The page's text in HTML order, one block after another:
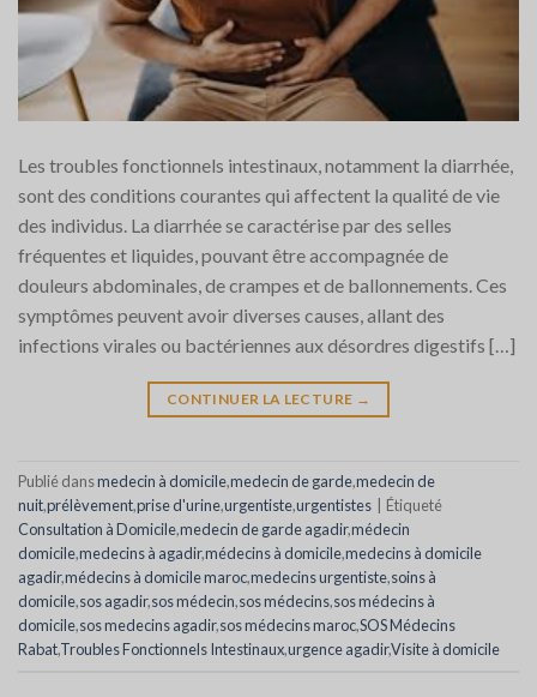
Les troubles fonctionnels intestinaux, notamment la diarrhée,
sont des conditions courantes qui affectent la qualité de vie
des individus. La diarrhée se caractérise par des selles
fréquentes et liquides, pouvant être accompagnée de
douleurs abdominales, de crampes et de ballonnements. Ces
symptômes peuvent avoir diverses causes, allant des
infections virales ou bactériennes aux désordres digestifs […]
CONTINUER LA LECTURE →
Publié dansmedecin à domicile,medecin de garde,medecin de
nuit,prélèvement,prise d'urine,urgentiste,urgentistes
Étiqueté
‎Consultation à Domicile,medecin de garde agadir,médecin
domicile,medecins à agadir,médecins à domicile,medecins à domicile
agadir,médecins à domicile maroc,medecins urgentiste,soins à
domicile,sos agadir,sos médecin,sos médecins,sos médecins à
domicile,sos medecins agadir,sos médecins maroc,SOS Médecins
Rabat,Troubles Fonctionnels Intestinaux,urgence agadir,Visite à domicile